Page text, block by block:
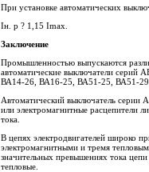
При установке автоматических
Iн. р ? 1,15 Imax.
Заключение
Промышленностью выпускаются
автоматические выключатели серий
ВА14-26, ВА16-25, ВА51-25, ВА51-29,
Автоматический выключатель серии
или электромагнитные расцепители
тока.
В цепях электродвигателей широко
электромагнитными и тремя
значительных превышениях тока
тепловые.